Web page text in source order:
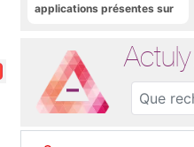
applications présentes sur
Actuly